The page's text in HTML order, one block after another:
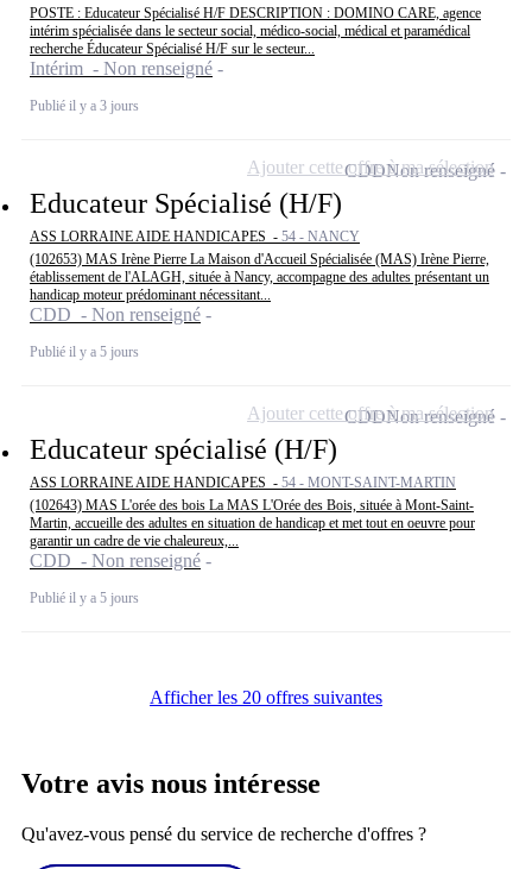
POSTE : Educateur Spécialisé H/F DESCRIPTION : DOMINO CARE, agence
intérim spécialisée dans le secteur social, médico-social, médical et paramédical
recherche Éducateur Spécialisé H/F sur le secteur...
Intérim - Non renseigné
Publié il y a 3 jours
Educateur Spécialisé (H/F)
ASS LORRAINE AIDE HANDICAPES - 54 - NANCY
(102653) MAS Irène Pierre La Maison d'Accueil Spécialisée (MAS) Irène Pierre,
établissement de l'ALAGH, située à Nancy, accompagne des adultes présentant un
handicap moteur prédominant nécessitant...
CDD - Non renseigné
Publié il y a 5 jours
CDDNon renseigné
Ajouter cette offre à ma sélection
Educateur spécialisé (H/F)
ASS LORRAINE AIDE HANDICAPES - 54 - MONT-SAINT-MARTIN
(102643) MAS L'orée des bois La MAS L'Orée des Bois, située à Mont-Saint-
Martin, accueille des adultes en situation de handicap et met tout en oeuvre pour
garantir un cadre de vie chaleureux,...
CDD - Non renseigné
Publié il y a 5 jours
CDDNon renseigné
Ajouter cette offre à ma sélection
Afficher les 20 offres suivantes
Votre avis nous intéresse
Qu'avez-vous pensé du service de recherche d'offres ?